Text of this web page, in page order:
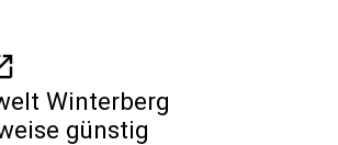
Winterberg
günstig